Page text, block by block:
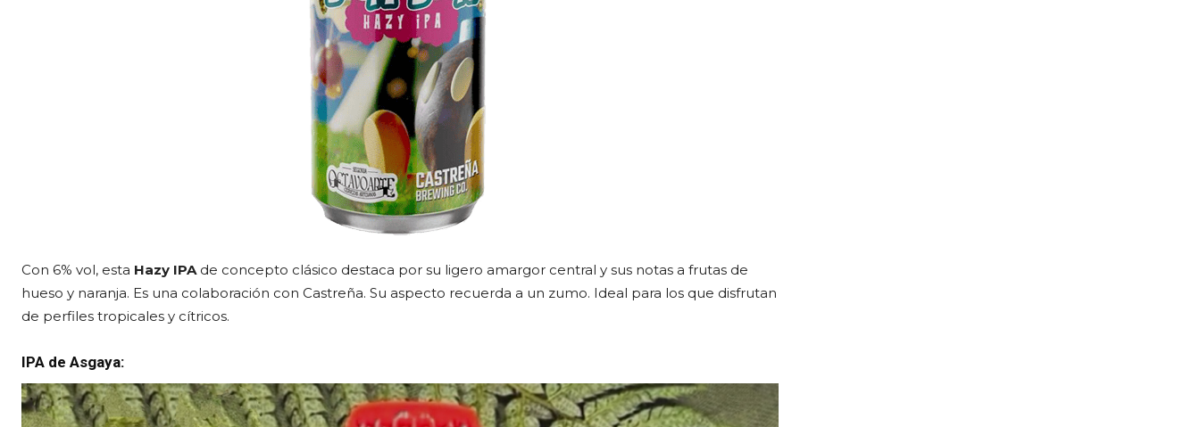
Con 6% vol, esta Hazy IPA de concepto clásico destaca por su ligero amargor central y sus notas a frutas de
hueso y naranja. Es una colaboración con Castreña. Su aspecto recuerda a un zumo. Ideal para los que disfrutan
de perfiles tropicales y cítricos.
IPA de Asgaya: